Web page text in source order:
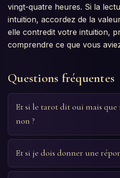
vingt-quatre heures. Si la
intuition, accordez de la
elle contredit votre intuition,
comprendre ce que vous
Questions fréquentes
Et si le tarot dit oui mais
non ?
Et si je dois donner une